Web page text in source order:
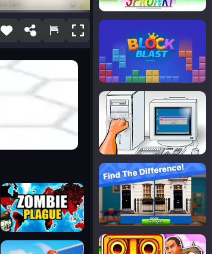
zombie plague
basket blitz
Blocky Blast!
smash it
notice the difference
temple run 2